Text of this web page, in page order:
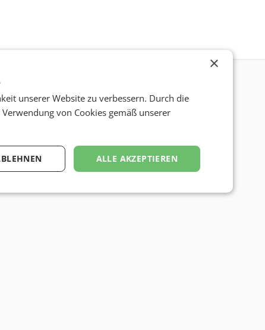
×
unserer Website zu verbessern. Durch die
von Cookies gemäß unserer
ALLE AKZEPTIEREN